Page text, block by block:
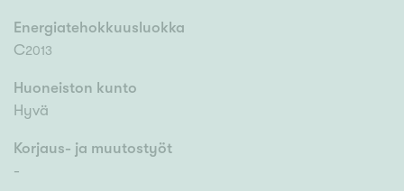
Energiatehokkuusluokka
C2013
Huoneiston kunto
Hyvä
Korjaus- ja muutostyöt
-